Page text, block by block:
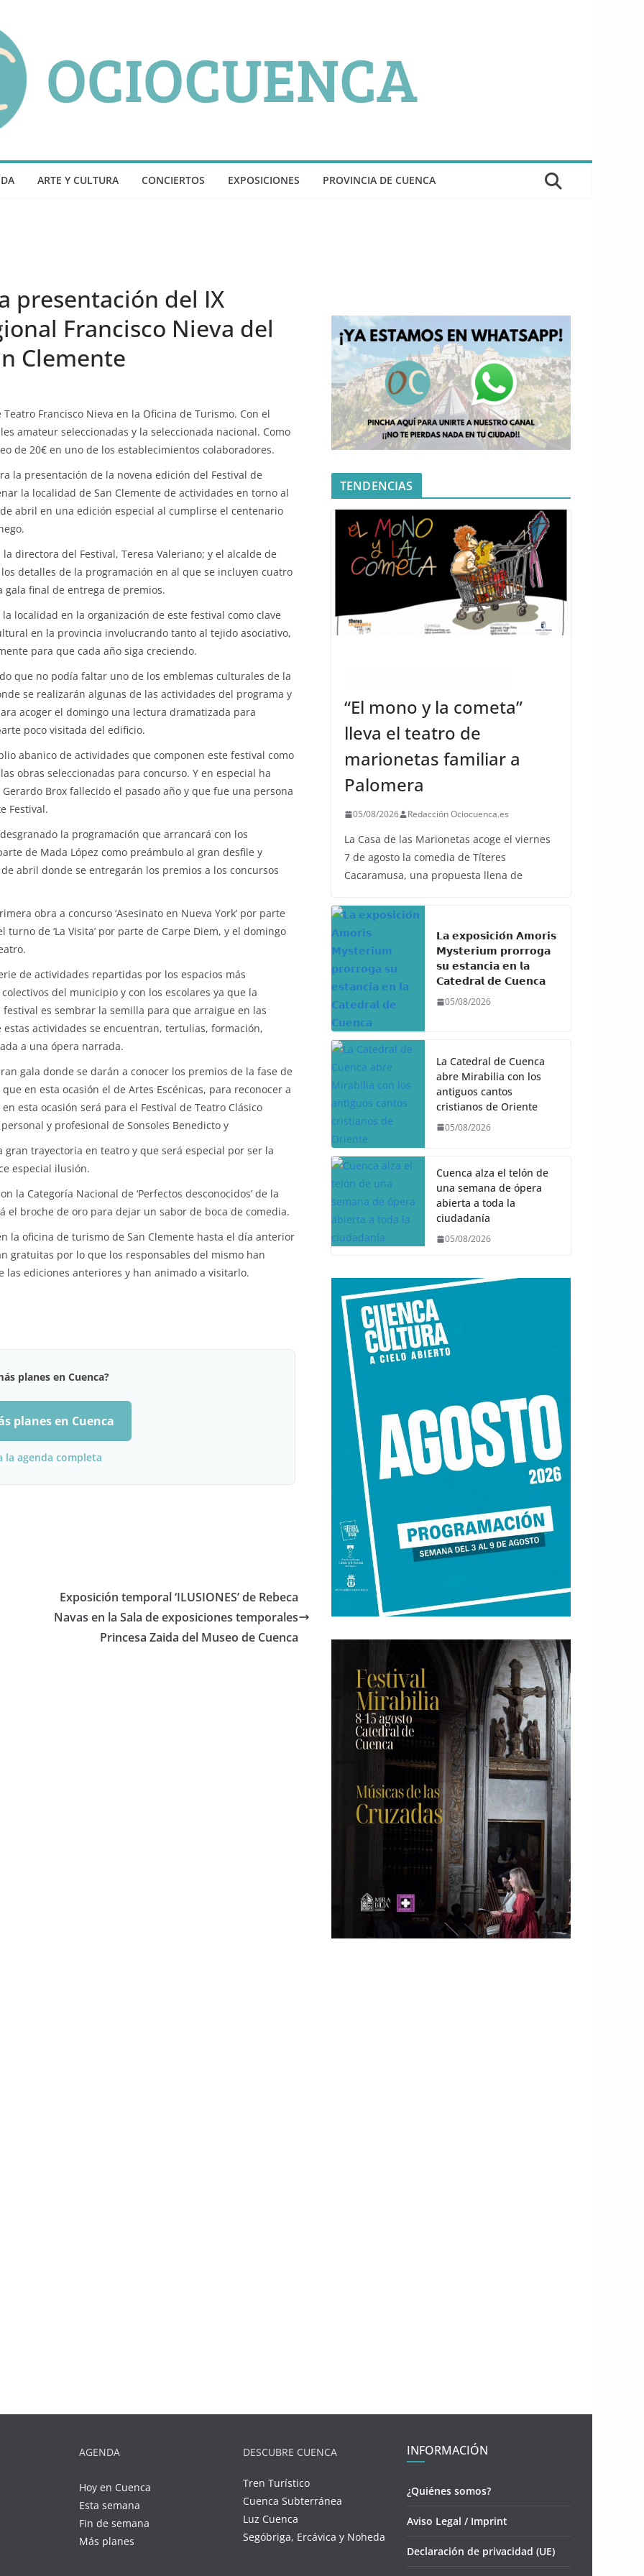
ARTE Y CULTURA CONCIERTOS EXPOSICIONES PROVINCIA DE CUENCA
presentación del IX
Francisco Nieva del
Clemente
Francisco Nieva en la Oficina de Turismo. Con el
amateur seleccionadas y la seleccionada nacional. Como
de 20€ en uno de los establecimientos colaboradores.
la presentación de la novena edición del Festival de
la localidad de San Clemente de actividades en torno al
abril en una edición especial al cumplirse el centenario
directora del Festival, Teresa Valeriano; y el alcalde de
detalles de la programación en al que se incluyen cuatro
final de entrega de premios.
localidad en la organización de este festival como clave
en la provincia involucrando tanto al tejido asociativo,
para que cada año siga creciendo.
que no podía faltar uno de los emblemas culturales de la
se realizarán algunas de las actividades del programa y
acoger el domingo una lectura dramatizada para
poco visitada del edificio.
abanico de actividades que componen este festival como
obras seleccionadas para concurso. Y en especial ha
Brox fallecido el pasado año y que fue una persona
Festival.
la programación que arrancará con los
de Mada López como preámbulo al gran desfile y
abril donde se entregarán los premios a los concursos
obra a concurso ‘Asesinato en Nueva York’ por parte
de ‘La Visita’ por parte de Carpe Diem, y el domingo
de actividades repartidas por los espacios más
del municipio y con los escolares ya que la
es sembrar la semilla para que arraigue en las
actividades se encuentran, tertulias, formación,
a una ópera narrada.
gala donde se darán a conocer los premios de la fase de
en esta ocasión el de Artes Escénicas, para reconocer a
esta ocasión será para el Festival de Teatro Clásico
y profesional de Sonsoles Benedicto y
trayectoria en teatro y que será especial por ser la
especial ilusión.
la Categoría Nacional de ‘Perfectos desconocidos’ de la
el broche de oro para dejar un sabor de boca de comedia.
la oficina de turismo de San Clemente hasta el día anterior
gratuitas por lo que los responsables del mismo han
ediciones anteriores y han animado a visitarlo.
planes en Cuenca?
planes en Cuenca
la agenda completa
Exposición temporal ‘ILUSIONES’ de Rebeca
Navas en la Sala de exposiciones temporales
Princesa Zaida del Museo de Cuenca
TENDENCIAS
“El mono y la cometa”
lleva el teatro de
marionetas familiar a
Palomera
05/08/2026 Redacción Ociocuenca.es
La Casa de las Marionetas acoge el viernes
7 de agosto la comedia de Títeres
Cacaramusa, una propuesta llena de
𝗟𝗮 𝗲𝘅𝗽𝗼𝘀𝗶𝗰𝗶𝗼́𝗻 𝗔𝗺𝗼𝗿𝗶𝘀
𝗠𝘆𝘀𝘁𝗲𝗿𝗶𝘂𝗺 𝗽𝗿𝗼𝗿𝗿𝗼𝗴𝗮
𝘀𝘂 𝗲𝘀𝘁𝗮𝗻𝗰𝗶𝗮 𝗲𝗻 𝗹𝗮
𝗖𝗮𝘁𝗲𝗱𝗿𝗮𝗹 𝗱𝗲 𝗖𝘂𝗲𝗻𝗰𝗮
05/08/2026
La Catedral de Cuenca
abre Mirabilia con los
antiguos cantos
cristianos de Oriente
05/08/2026
Cuenca alza el telón de
una semana de ópera
abierta a toda la
ciudadanía
05/08/2026
AGENDA
Hoy en Cuenca
Esta semana
Fin de semana
Más planes
DESCUBRE CUENCA
Tren Turístico
Cuenca Subterránea
Luz Cuenca
Segóbriga, Ercávica y Noheda
INFORMACIÓN
¿Quiénes somos?
Aviso Legal / Imprint
Declaración de privacidad (UE)